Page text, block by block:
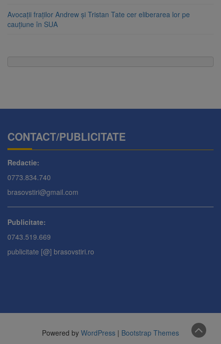
Avocații fraților Andrew și Tristan Tate cer eliberarea lor pe
cauțiune în SUA
CONTACT/PUBLICITATE
Redactie:
0773.834.740
brasovstiri@gmail.com
Publicitate:
0743.519.669
publicitate [@] brasovstiri.ro
Powered by WordPress | Bootstrap Themes